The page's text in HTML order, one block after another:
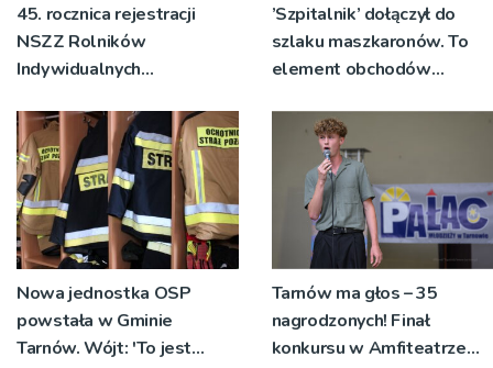
45. rocznica rejestracji
NSZZ Rolników
Indywidualnych
’Szpitalnik’ dołączył do
szlaku maszkaronów. To
element obchodów
szpitala
Nowa jednostka OSP
powstała w Gminie
Tarnów. Wójt: 'To jest
Tarnów ma głos – 35
nagrodzonych! Finał
konkursu w Amfiteatrze